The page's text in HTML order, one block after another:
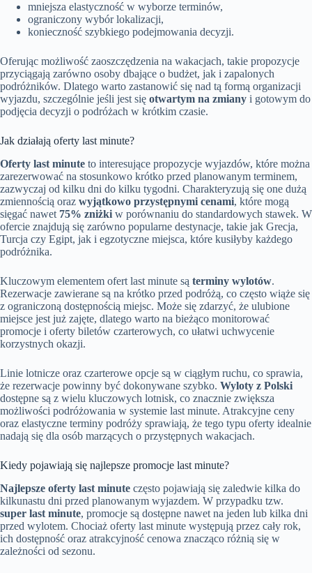
mniejsza elastyczność w wyborze terminów,
ograniczony wybór lokalizacji,
konieczność szybkiego podejmowania decyzji.
Oferując możliwość zaoszczędzenia na wakacjach, takie propozycje
przyciągają zarówno osoby dbające o budżet, jak i zapalonych
podróżników. Dlatego warto zastanowić się nad tą formą organizacji
wyjazdu, szczególnie jeśli jest się otwartym na zmiany i gotowym do
podjęcia decyzji o podróżach w krótkim czasie.
Jak działają oferty last minute?
Oferty last minute to interesujące propozycje wyjazdów, które można
zarezerwować na stosunkowo krótko przed planowanym terminem,
zazwyczaj od kilku dni do kilku tygodni. Charakteryzują się one dużą
zmiennością oraz wyjątkowo przystępnymi cenami, które mogą
sięgać nawet 75% zniżki w porównaniu do standardowych stawek. W
ofercie znajdują się zarówno popularne destynacje, takie jak Grecja,
Turcja czy Egipt, jak i egzotyczne miejsca, które kusiłyby każdego
podróżnika.
Kluczowym elementem ofert last minute są terminy wylotów.
Rezerwacje zawierane są na krótko przed podróżą, co często wiąże się
z ograniczoną dostępnością miejsc. Może się zdarzyć, że ulubione
miejsce jest już zajęte, dlatego warto na bieżąco monitorować
promocje i oferty biletów czarterowych, co ułatwi uchwycenie
korzystnych okazji.
Linie lotnicze oraz czarterowe opcje są w ciągłym ruchu, co sprawia,
że rezerwacje powinny być dokonywane szybko. Wyloty z Polski
dostępne są z wielu kluczowych lotnisk, co znacznie zwiększa
możliwości podróżowania w systemie last minute. Atrakcyjne ceny
oraz elastyczne terminy podróży sprawiają, że tego typu oferty idealnie
nadają się dla osób marzących o przystępnych wakacjach.
Kiedy pojawiają się najlepsze promocje last minute?
Najlepsze oferty last minute często pojawiają się zaledwie kilka do
kilkunastu dni przed planowanym wyjazdem. W przypadku tzw.
super last minute, promocje są dostępne nawet na jeden lub kilka dni
przed wylotem. Chociaż oferty last minute występują przez cały rok,
ich dostępność oraz atrakcyjność cenowa znacząco różnią się w
zależności od sezonu.